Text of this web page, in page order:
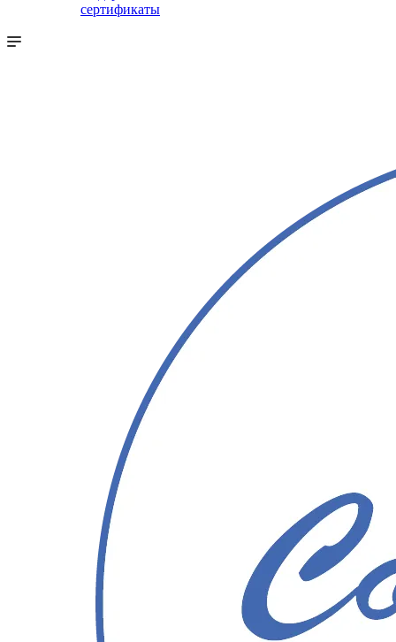
сертификаты